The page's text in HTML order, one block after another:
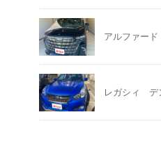
アルファー
レガシィ デ